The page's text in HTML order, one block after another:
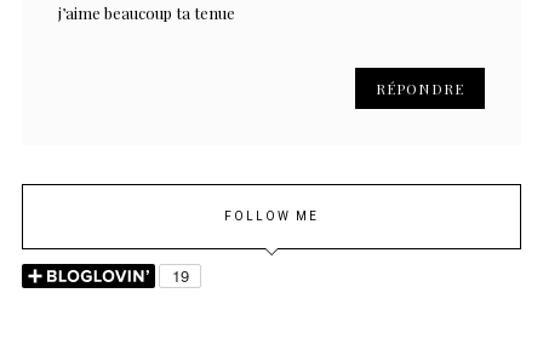
j’aime beaucoup ta tenue
RÉPONDRE
FOLLOW ME